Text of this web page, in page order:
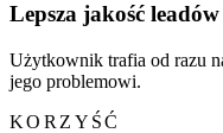
Lepsza jakość leadów
Użytkownik trafia od razu
jego problemowi.
KORZYŚĆ